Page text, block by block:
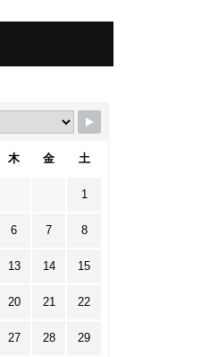
木 金 土
1
6 7 8
13 14 15
20 21 22
27 28 29